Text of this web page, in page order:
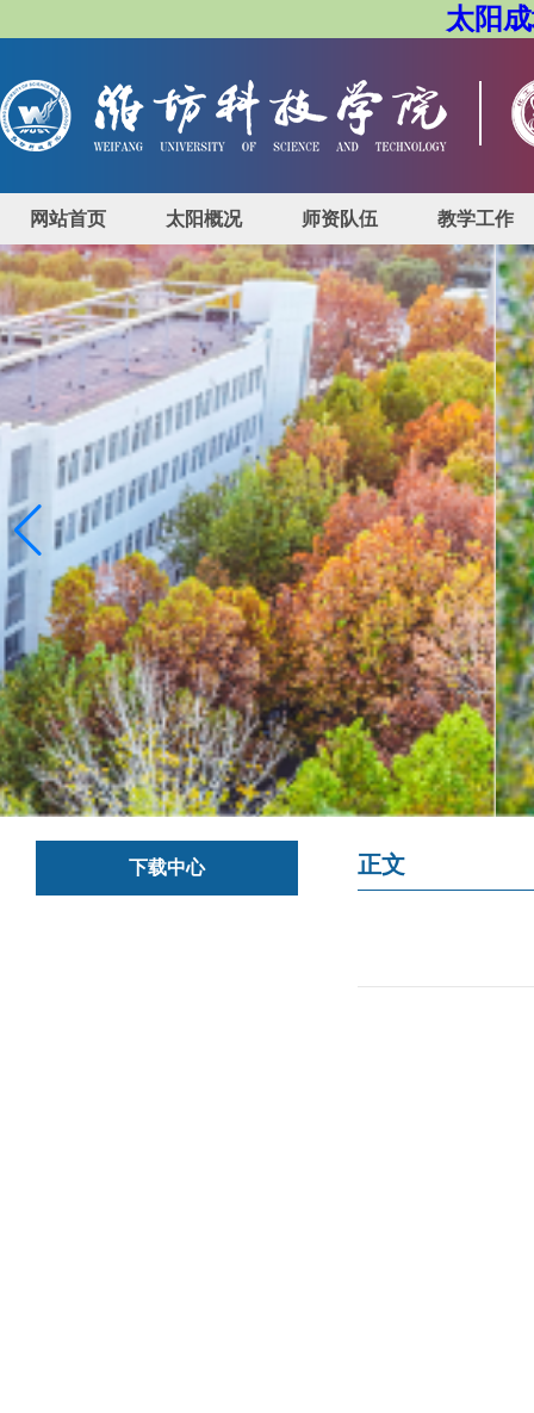
太阳
网站首页 太阳概况 师资队伍 教学工作
下载中心 正文